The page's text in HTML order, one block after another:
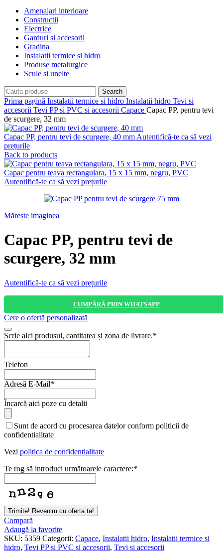
Amenajari interioare
Constructii
Electrice
Garduri si accesorii
Gradina
Instalatii termice si hidro
Produse metalurgice
Scule si unelte
Search
Prima pagină Instalatii termice si hidro Instalatii hidro Tevi si
accesorii Tevi PP si PVC si accesorii Capace Capac PP, pentru tevi
de scurgere, 32 mm
Capac PP, pentru tevi de scurgere, 40 mm Autentifică-te ca să vezi
prețurile
Back to products
Capac pentru teava rectangulara, 15 x 15 mm, negru, PVC
Autentifică-te ca să vezi prețurile
Mărește imaginea
Capac PP, pentru tevi de
scurgere, 32 mm
Autentifică-te ca să vezi prețurile
CUMPĂRĂ PRIN WHATSAPP
Cere o ofertă personalizată
Scrie aici produsul, cantitatea și zona de livrare.*
Telefon
Adresă E-Mail*
Email
Address
Încarcă aici poze cu detalii
Sunt de acord cu procesarea datelor conform politicii de
confidentialitate
Vezi politica de confidentialitate
Te rog să introduci următoarele caractere:*
Trimite! Revenim cu oferta ta!
Compară
Adaugă la favorite
SKU: 5359 Categorii: Capace, Instalatii hidro, Instalatii termice si
hidro, Tevi PP si PVC si accesorii, Tevi si accesorii